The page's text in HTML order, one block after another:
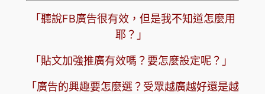
「聽說FB廣告很有效，但是我不知道怎麼用
耶？」
「貼文加強推廣有效嗎？要怎麼設定呢？」
「廣告的興趣要怎麼選？受眾越廣越好還是越